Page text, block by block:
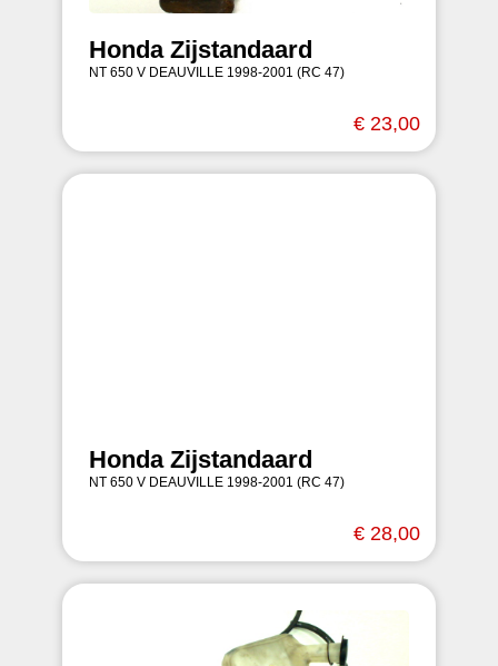
Honda Zijstandaard
NT 650 V DEAUVILLE 1998-2001 (RC 47)
€ 23,00
Honda Zijstandaard
NT 650 V DEAUVILLE 1998-2001 (RC 47)
€ 28,00